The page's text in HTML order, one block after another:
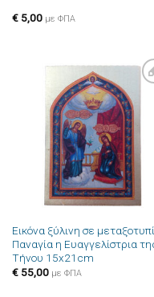
€5,00 με ΦΠΑ
στην
Εικόνα ξύλινη σε
Παναγία η Ευαγγελίστρια
Τήνου 15x21cm
€55,00 με ΦΠΑ